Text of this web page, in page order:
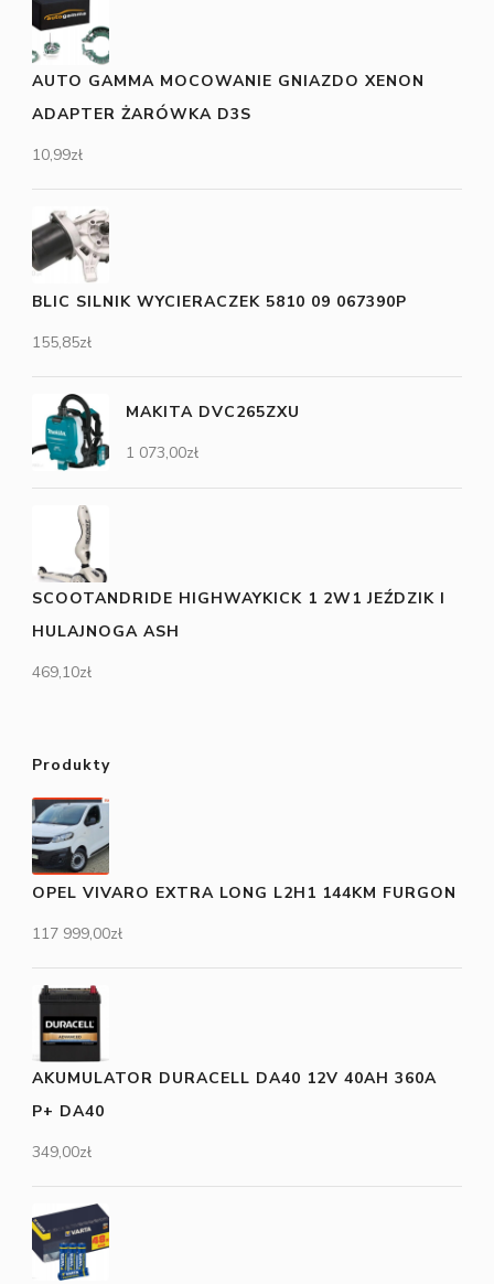
AUTO GAMMA MOCOWANIE GNIAZDO XENON
ADAPTER ŻARÓWKA D3S
10,99zł
BLIC SILNIK WYCIERACZEK 5810 09 067390P
155,85zł
MAKITA DVC265ZXU
1 073,00zł
SCOOTANDRIDE HIGHWAYKICK 1 2W1 JEŹDZIK I
HULAJNOGA ASH
469,10zł
Produkty
OPEL VIVARO EXTRA LONG L2H1 144KM FURGON
117 999,00zł
AKUMULATOR DURACELL DA40 12V 40AH 360A
P+ DA40
349,00zł